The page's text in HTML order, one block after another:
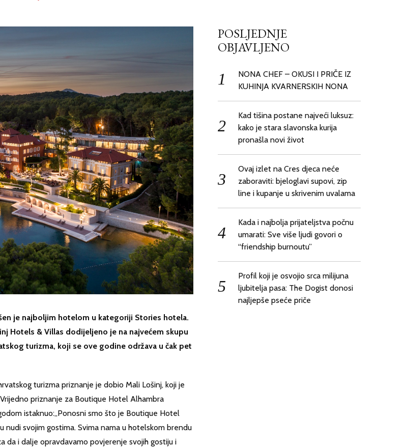
je najboljim hotelom u kategoriji Stories hotela.
Hotels & Villas dodijeljeno je na najvećem skupu
turizma, koji se ove godine održava u čak pet
turizma priznanje je dobio Mali Lošinj, koji je
priznanje za Boutique Hotel Alhambra
istaknuo:„Ponosni smo što je Boutique Hotel
svojim gostima. Svima nama u hotelskom brendu
da i dalje opravdavamo povjerenje svojih gostiju i
POSLJEDNJE
OBJAVLJENO
NONA CHEF – OKUSI I PRIČE IZ
KUHINJA KVARNERSKIH NONA
Kad tišina postane najveći luksuz:
kako je stara slavonska kurija
pronašla novi život
Ovaj izlet na Cres djeca neće
zaboraviti: bjeloglavi supovi, zip
line i kupanje u skrivenim uvalama
Kada i najbolja prijateljstva počnu
umarati: Sve više ljudi govori o
“friendship burnoutu”
Profil koji je osvojio srca milijuna
ljubitelja pasa: The Dogist donosi
najljepše pseće priče